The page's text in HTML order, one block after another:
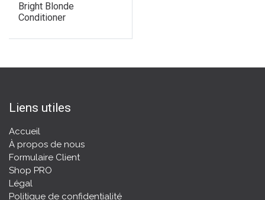
Bright Blonde
Conditioner
Liens utiles
Accueil
À propos de nous
Formulaire Client
Shop PRO
Légal
Politique de confidentialité